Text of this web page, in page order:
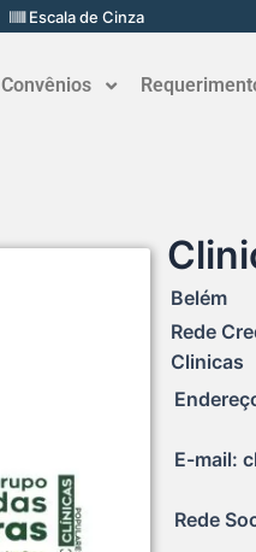
Escala de Cinza
Convênios
Belém
Rede
Clinicas
E-mail:
Rede